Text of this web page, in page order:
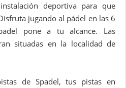
deportiva para que
jugando al pádel en las 6
pone a tu alcance. Las
situadas en la localidad de
de Spadel, tus pistas en